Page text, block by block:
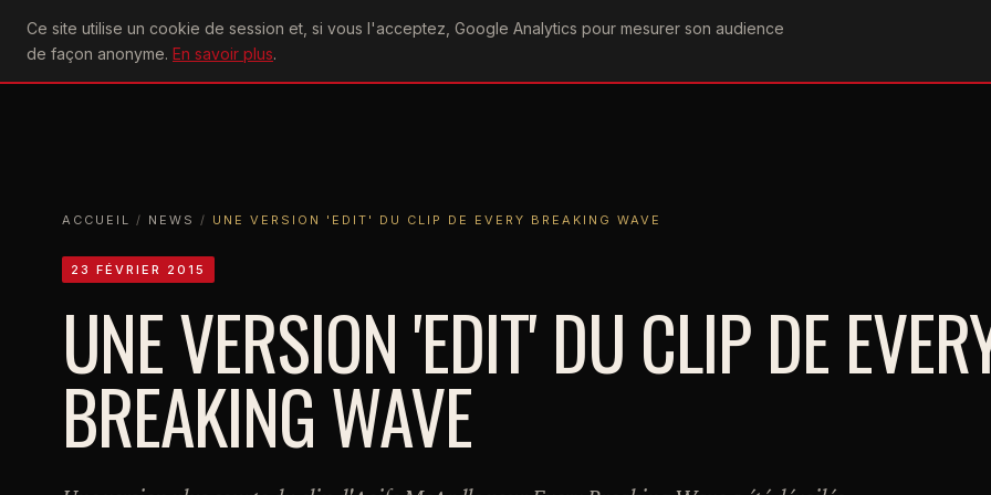
Ce site utilise un cookie de session et, si vous l'acceptez, Google Analytics pour mesurer son audience
de façon anonyme. En savoir plus.
U2achtung
ACCUEIL
ACTU CONCERTS DISCOGRAPHIEPAROLESVIDÉOGRAPHIEFORUMS
ACCUEIL / NEWS / UNE VERSION 'EDIT' DU CLIP DE EVERY BREAKING WAVE
23 FÉVRIER 2015
UNE VERSION 'EDIT' DU CLIP DE
BREAKING WAVE